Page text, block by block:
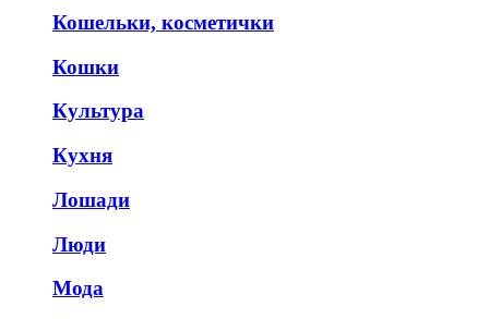
Кошельки, косметички
Кошки
Культура
Кухня
Лошади
Люди
Мода